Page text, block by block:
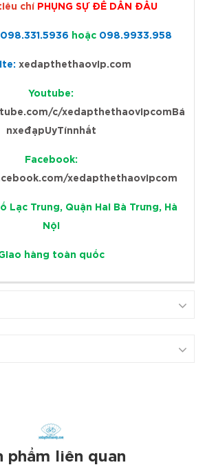
chí PHỤNG SỰ ĐỂ DẪN ĐẦU
098.331.5936 hoặc 098.9933.958
xedapthethaovip.com
Youtube:
c/xedapthethaovipcomBá
nxeđạpUyTínnhất
Facebook:
xedapthethaovipcom
Lạc Trung, Quận Hai Bà Trưng, Hà
Nội
hàng toàn quốc
phẩm liên quan